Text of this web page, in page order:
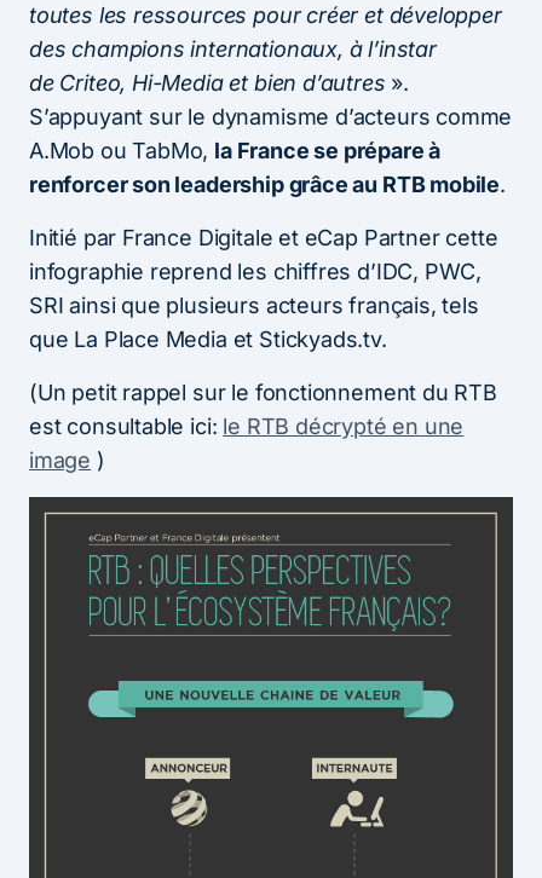
toutes les ressources pour créer et développer
des champions internationaux, à l’instar
de Criteo, Hi-Media et bien d’autres ».
S’appuyant sur le dynamisme d’acteurs comme
A.Mob ou TabMo, la France se prépare à
renforcer son leadership grâce au RTB mobile.
Initié par France Digitale et eCap Partner cette
infographie reprend les chiffres d’IDC, PWC,
SRI ainsi que plusieurs acteurs français, tels
que La Place Media et Stickyads.tv.
(Un petit rappel sur le fonctionnement du RTB
est consultable ici: le RTB décrypté en une
image )